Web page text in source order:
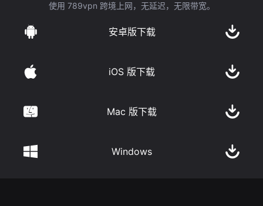
使用 789vpn 跨境上网，无延迟，无限带宽。
安卓版下载
iOS 版下载
Mac 版下载
Windows